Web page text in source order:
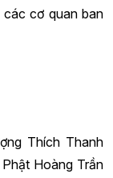
cơ quan ban
Thích Thanh
Hoàng Trần